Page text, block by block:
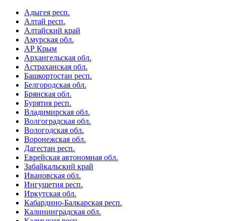
Адыгея респ.
Алтай респ.
Алтайский край
Амурская обл.
АР Крым
Архангельская обл.
Астраханская обл.
Башкортостан респ.
Белгородская обл.
Брянская обл.
Бурятия респ.
Владимирская обл.
Волгоградская обл.
Вологодская обл.
Воронежская обл.
Дагестан респ.
Еврейская автономная обл.
Забайкальский край
Ивановская обл.
Ингушетия респ.
Иркутская обл.
Кабардино-Балкарская респ.
Калининградская обл.